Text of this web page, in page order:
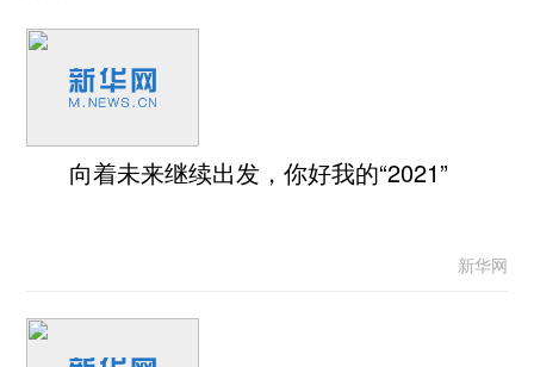
向着未来继续出发，你好我的“2021”
新华网